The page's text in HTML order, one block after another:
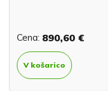
Cena: 890,60 €
V košarico